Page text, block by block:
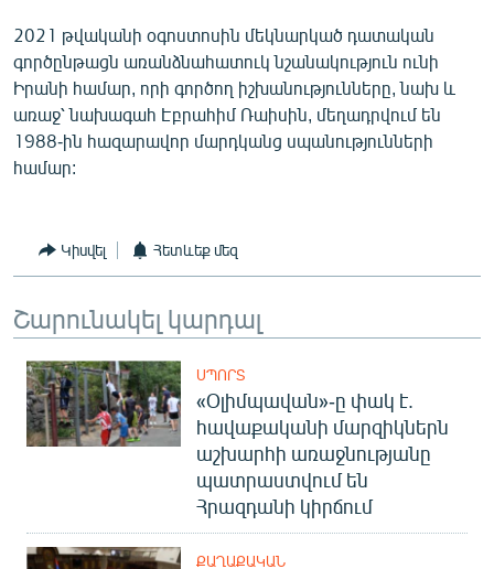
2021 թվականի օգոստոսին մեկնարկած դատական
գործընթացն առանձնահատուկ նշանակություն ունի
Իրանի համար, որի գործող իշխանությունները, նախ և
առաջ՝ նախագահ Էբրահիմ Ռաիսին, մեղադրվում են
1988-ին հազարավոր մարդկանց սպանությունների
համար:
Կիսվել Հետևեք մեզ
Շարունակել կարդալ
ՍՊՈՐՏ
«Օլիմպավան»-ը փակ է.
հավաքականի մարզիկներն
աշխարհի առաջնությանը
պատրաստվում են
Հրազդանի կիրճում
ՔԱՂԱՔԱԿԱՆ